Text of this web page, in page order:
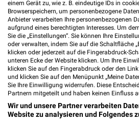
14,7 km
Super Sale
Gültig bis Sa. 22.08. Gültig
porta
einem Gerät zu, wie z. B. eindeutige IDs in
Browserspeichern, um personenbezogene
Anbieter verarbeiten Ihre personenbezogenen
aufgrund eines berechtigten Interesses. Um
Sie die „Einstellungen“. Sie können Ihre
oder verwalten, indem Sie auf die Schaltfläche
klicken oder jederzeit auf die Fingerabdruck-
unteren Ecke der Website klicken. Um Ihre
klicken Sie auf den Fingerabdruck oder den
und klicken Sie auf den Menüpunkt „Meine
Sie Ihre Einwilligung widerrufen. Diese
Partnern mitgeteilt und haben keinen Einfluss
Wir und unsere Partner verarbeiten
Website zu analysieren und Folgendes